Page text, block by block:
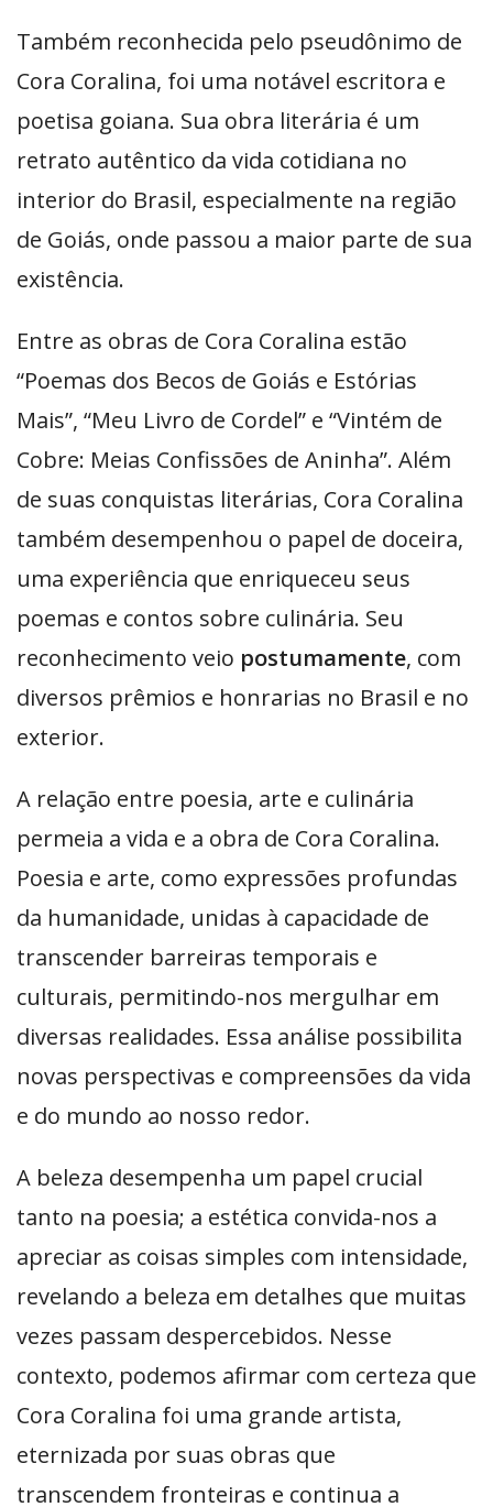
Também reconhecida pelo pseudônimo de
Cora Coralina, foi uma notável escritora e
poetisa goiana. Sua obra literária é um
retrato autêntico da vida cotidiana no
interior do Brasil, especialmente na região
de Goiás, onde passou a maior parte de sua
existência.
Entre as obras de Cora Coralina estão
“Poemas dos Becos de Goiás e Estórias
Mais”, “Meu Livro de Cordel” e “Vintém de
Cobre: ​​Meias Confissões de Aninha”. Além
de suas conquistas literárias, Cora Coralina
também desempenhou o papel de doceira,
uma experiência que enriqueceu seus
poemas e contos sobre culinária. Seu
reconhecimento veio postumamente, com
diversos prêmios e honrarias no Brasil e no
exterior.
A relação entre poesia, arte e culinária
permeia a vida e a obra de Cora Coralina.
Poesia e arte, como expressões profundas
da humanidade, unidas à capacidade de
transcender barreiras temporais e
culturais, permitindo-nos mergulhar em
diversas realidades. Essa análise possibilita
novas perspectivas e compreensões da vida
e do mundo ao nosso redor.
A beleza desempenha um papel crucial
tanto na poesia; a estética convida-nos a
apreciar as coisas simples com intensidade,
revelando a beleza em detalhes que muitas
vezes passam despercebidos. Nesse
contexto, podemos afirmar com certeza que
Cora Coralina foi uma grande artista,
eternizada por suas obras que
transcendem fronteiras e continua a